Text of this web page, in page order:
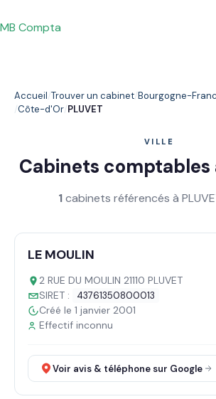
au
contenu
MB Compta
Accueil Trouver un cabinet Bourgogne-
Côte-d'Or PLUVET
VILLE
Cabinets comptables
1cabinets référencés à
LE MOULIN
2 RUE DU MOULIN 21110 PLUVET
SIRET :
43761350800013
Créé le 1 janvier 2001
Effectif inconnu
Voir avis & téléphone sur Google